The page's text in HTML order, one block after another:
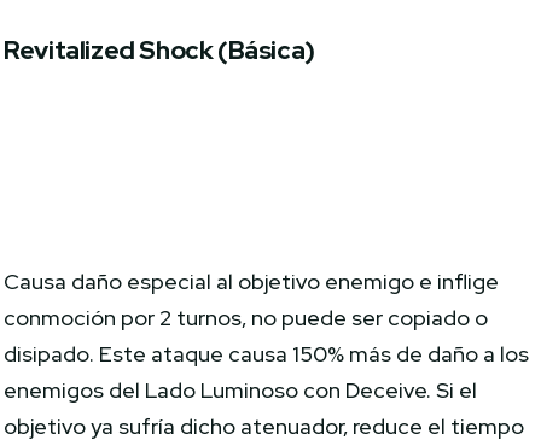
Revitalized Shock (Básica)
Causa daño especial al objetivo enemigo e inflige
conmoción por 2 turnos, no puede ser copiado o
disipado. Este ataque causa 150% más de daño a los
enemigos del Lado Luminoso con Deceive. Si el
objetivo ya sufría dicho atenuador, reduce el tiempo